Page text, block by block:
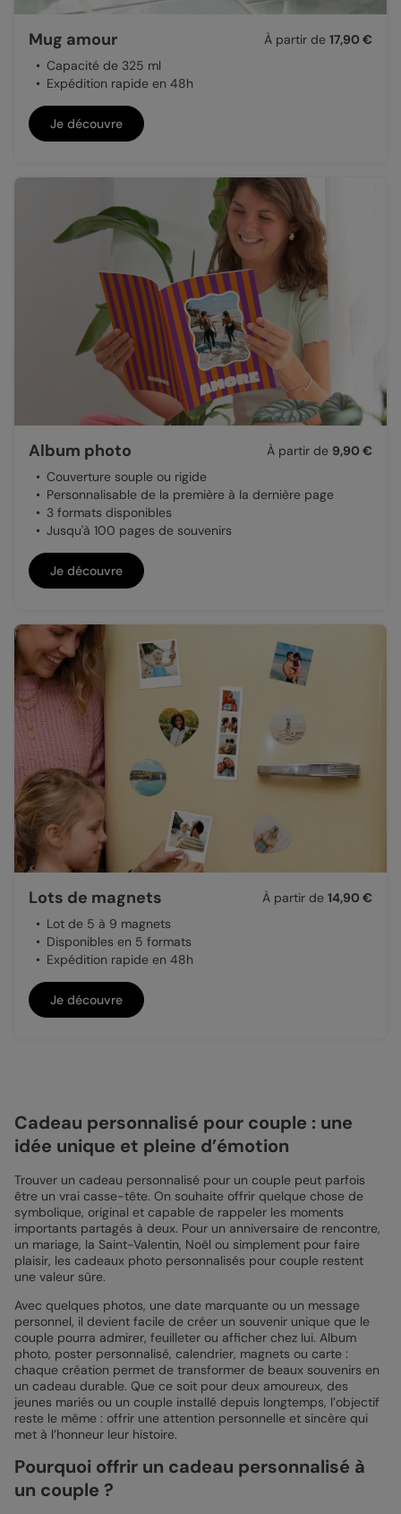
Mug amour À partir de 17,90 €
Capacité de 325 ml
Expédition rapide en 48h
Je découvre
Album photo À partir de 9,90 €
Couverture souple ou rigide
Personnalisable de la première à la dernière page
3 formats disponibles
Jusqu'à 100 pages de souvenirs
Je découvre
Lots de magnets À partir de 14,90 €
Lot de 5 à 9 magnets
Disponibles en 5 formats
Expédition rapide en 48h
Je découvre
Cadeau personnalisé pour couple : une
idée unique et pleine d’émotion
Trouver un cadeau personnalisé pour un couple peut parfois
être un vrai casse-tête. On souhaite offrir quelque chose de
symbolique, original et capable de rappeler les moments
importants partagés à deux. Pour un anniversaire de rencontre,
un mariage, la Saint-Valentin, Noël ou simplement pour faire
plaisir, les cadeaux photo personnalisés pour couple restent
une valeur sûre.
Avec quelques photos, une date marquante ou un message
personnel, il devient facile de créer un souvenir unique que le
couple pourra admirer, feuilleter ou afficher chez lui. Album
photo, poster personnalisé, calendrier, magnets ou carte :
chaque création permet de transformer de beaux souvenirs en
un cadeau durable. Que ce soit pour deux amoureux, des
jeunes mariés ou un couple installé depuis longtemps, l’objectif
reste le même : offrir une attention personnelle et sincère qui
met à l’honneur leur histoire.
Pourquoi offrir un cadeau personnalisé à
un couple ?